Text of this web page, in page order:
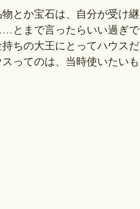
とか宝石は、自分が受け継
とまで言ったらいい過ぎで
ちの大王にとってハウスだ
ってのは、当時使いたいも